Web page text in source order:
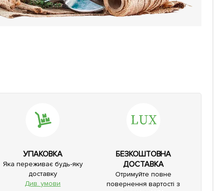
УПАКОВКА
Яка переживає будь-яку
доставку
Див. умови
БЕЗКОШТОВНА
ДОСТАВКА
Отримуйте повне
повернення вартості з